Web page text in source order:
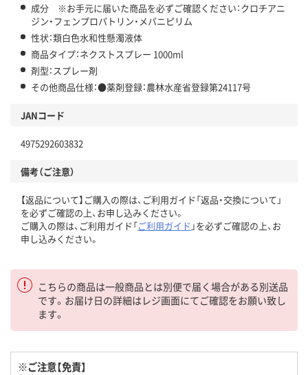
成分 ※お手元に届いた商品を必ずご確認ください：クロチアニ
ジン・フェンプロパトリン・メパニピリム
性状：類白色水和性懸濁液体
商品タイプ：ネクストスプレー 1000ml
剤型：スプレー剤
その他商品仕様：●薬剤登録：農林水産省登録第24117号
JANコード
4975292603832
備考（ご注意）
【返品について】ご購入の際は、ご利用ガイド「返品・交換について」
を必ずご確認の上、お申し込みください。
ご購入の際は、ご利用ガイド「ご利用ガイド 」を必ずご確認の上、お
申し込みください。
こちらの商品は一般商品とは別便で届く場合がある別送品
です。お届け日の詳細はレジ画面にてご確認をお願い致し
ます。
※ご注意【免責】